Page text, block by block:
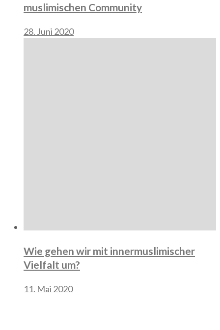
muslimischen Community
28. Juni 2020
Wie gehen wir mit innermuslimischer
Vielfalt um?
11. Mai 2020